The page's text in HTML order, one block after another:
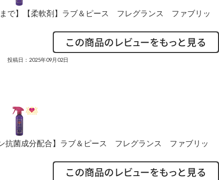
で】【柔軟剤】ラブ＆ピース フレグランス ファブリッ
投稿日：2025年09月02日
抗菌成分配合】ラブ＆ピース フレグランス ファブリッ